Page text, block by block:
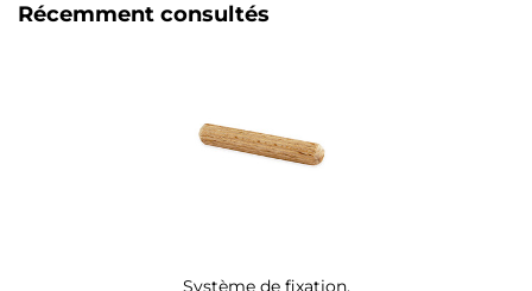
Récemment consultés
Système de fixation,